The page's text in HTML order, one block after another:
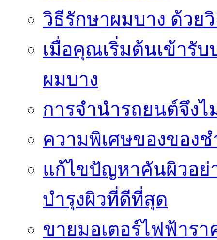
วิธีรักษาผมบาง ด้วย
เมื่อคุณเริ่มต้นเข้ารั
ผมบาง
การจำนำรถยนต์จึงไ
ความพิเศษของของ
แก้ไขปัญหาคันผิวอ
บำรุงผิวที่ดีที่สุด
ขายมอเตอร์ไฟฟ้าร